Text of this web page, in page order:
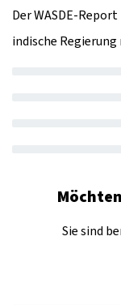
Der WASDE-
indische
Sie sind